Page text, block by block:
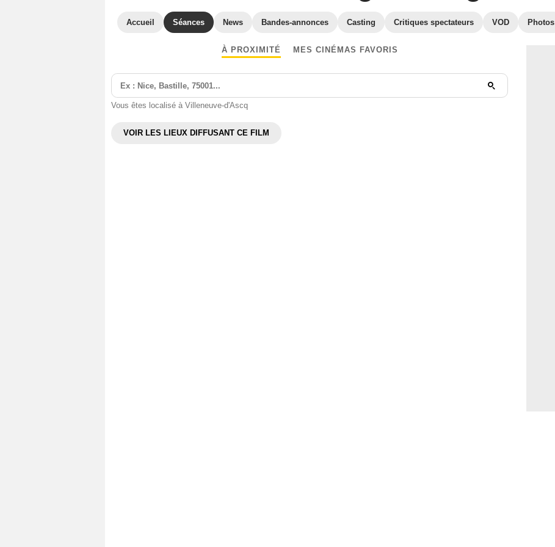
Accueil Séances News Bandes-annonces Casting Critiques spectateurs VOD Photos
À PROXIMITÉ MES CINÉMAS FAVORIS
Vous êtes localisé à Villeneuve-d'Ascq
VOIR LES LIEUX DIFFUSANT CE FILM